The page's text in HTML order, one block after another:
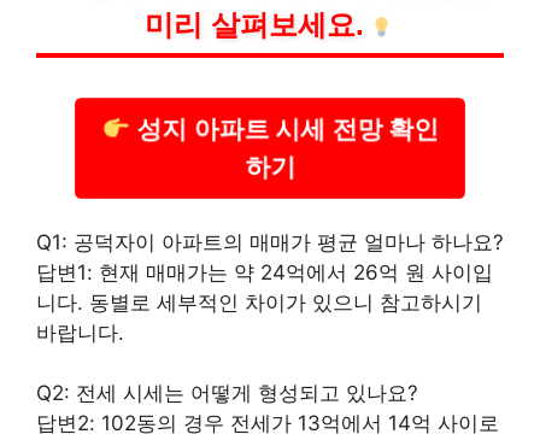
미리 살펴보세요.
성지 아파트 시세 전망 확인
하기
Q1: 공덕자이 아파트의 매매가 평균 얼마나 하나요?
답변1: 현재 매매가는 약 24억에서 26억 원 사이입
니다. 동별로 세부적인 차이가 있으니 참고하시기
바랍니다.
Q2: 전세 시세는 어떻게 형성되고 있나요?
답변2: 102동의 경우 전세가 13억에서 14억 사이로